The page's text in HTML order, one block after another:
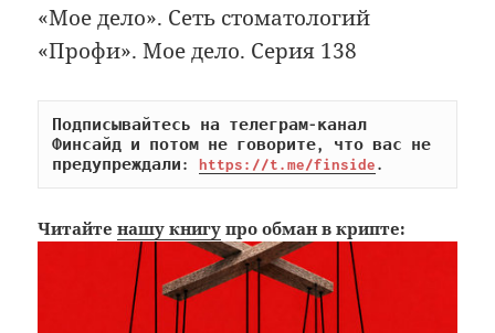
«Мое дело». Сеть стоматологий
«Профи». Мое дело. Серия 138
Подписывайтесь на телеграм-канал
Финсайд и потом не говорите, что вас не
предупреждали: https://t.me/finside.
Читайтенашу книгу про обман в крипте: